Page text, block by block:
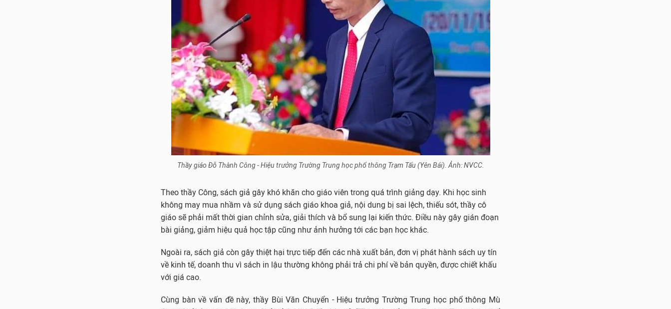
Thầy giáo Đỗ Thành Công - Hiệu trưởng Trường Trung học phổ thông Trạm Tấu (Yên Bái). Ảnh: NVCC.
Theo thầy Công, sách giả gây khó khăn cho giáo viên trong quá trình giảng dạy. Khi học sinh
không may mua nhầm và sử dụng sách giáo khoa giả, nội dung bị sai lệch, thiếu sót, thầy cô
giáo sẽ phải mất thời gian chỉnh sửa, giải thích và bổ sung lại kiến thức. Điều này gây gián đoạn
bài giảng, giảm hiệu quả học tập cũng như ảnh hưởng tới các bạn học khác.
Ngoài ra, sách giả còn gây thiệt hại trực tiếp đến các nhà xuất bản, đơn vị phát hành sách uy tín
về kinh tế, doanh thu vì sách in lậu thường không phải trả chi phí về bản quyền, được chiết khấu
với giá cao.
Cùng bàn về vấn đề này, thầy Bùi Văn Chuyển - Hiệu trưởng Trường Trung học phổ thông Mù